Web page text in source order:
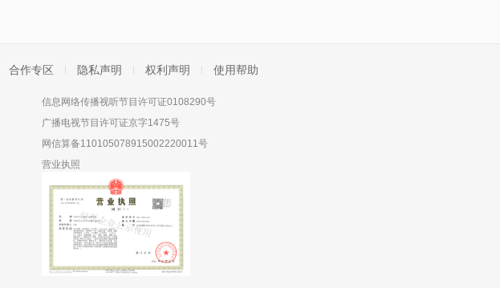
合作专区 隐私声明 权利声明 使用帮助
信息网络传播视听节目许可证0108290号
广播电视节目许可证京字1475号
网信算备110105078915002220011号
营业执照